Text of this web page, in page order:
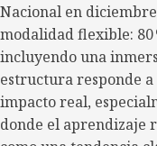
Nacional en
modalidad flexible: 80
incluyendo una
estructura responde
impacto real,
donde el aprendizaje